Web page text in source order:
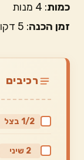
כמות: 4 מנות
זמן הכנה: 5 דקות הכנה+12-15 דקות בישול
רכיבים
1/2 בצל
2 שיני